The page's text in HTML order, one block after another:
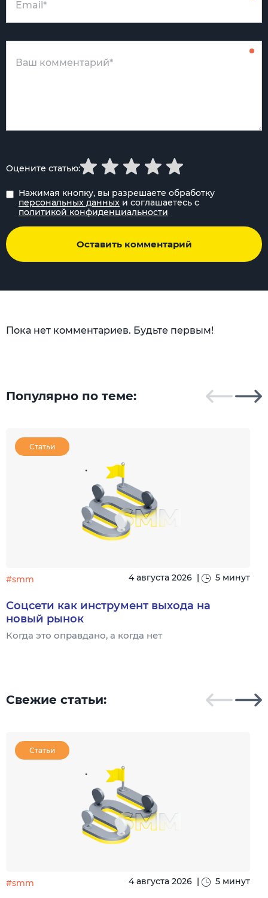
Нажимая кнопку, вы разрешаете обработку
персональных данных и соглашаетесь с
политикой конфиденциальности
Оставить комментарий
Оцените статью:
Пока нет комментариев. Будьте первым!
Популярно по теме:
Статьи
#smm 4 августа 2026 5 минут
Соцсети как инструмент выхода на
новый рынок
Когда это оправдано, а когда нет
Свежие статьи:
Статьи
#smm 4 августа 2026 5 минут